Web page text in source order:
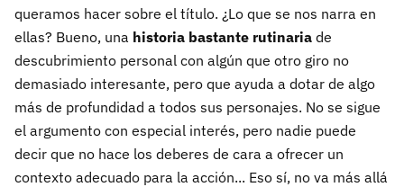
queramos hacer sobre el título. ¿Lo que se nos narra en
ellas? Bueno, una historia bastante rutinaria de
descubrimiento personal con algún que otro giro no
demasiado interesante, pero que ayuda a dotar de algo
más de profundidad a todos sus personajes. No se sigue
el argumento con especial interés, pero nadie puede
decir que no hace los deberes de cara a ofrecer un
contexto adecuado para la acción... Eso sí, no va más allá